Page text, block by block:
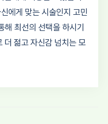
에게 맞는 시술인지 고민
최선의 선택을 하시기
더 젊고 자신감 넘치는 모